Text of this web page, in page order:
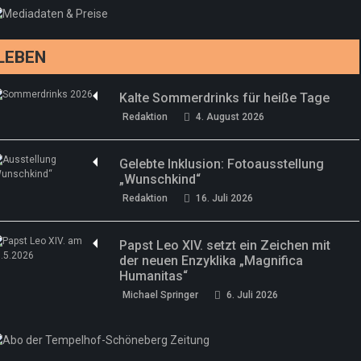
drei neue Specials zur Fußball-WM
Kalte Sommerdrinks für heiße Tage
Redaktion 4. August 2026
Gelebte Inklusion: Fotoausstellung
„Wunschkind“
Redaktion 16. Juli 2026
Papst Leo XIV. setzt ein Zeichen mit
der neuen Enzyklika „Magnifica
Humanitas“
Michael Springer 6. Juli 2026